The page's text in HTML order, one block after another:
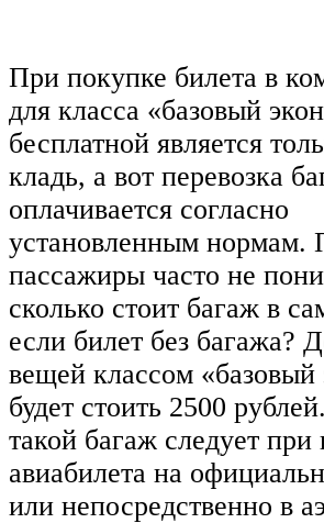
При покупке билета в
для класса «базовый
бесплатной является
кладь, а вот перевозка
оплачивается согласно
установленным нормам.
пассажиры часто не
сколько стоит багаж в
если билет без багажа?
вещей классом «базовый
будет стоить 2500
такой багаж следует при
авиабилета на
или непосредственно в